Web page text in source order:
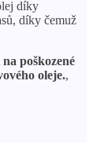
díky
díky čemuž
poškozené
oleje.,